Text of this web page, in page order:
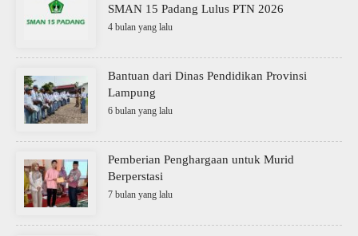
SMAN 15 Padang Lulus PTN 2026
4 bulan yang lalu
Bantuan dari Dinas Pendidikan Provinsi
Lampung
6 bulan yang lalu
Pemberian Penghargaan untuk Murid
Berperstasi
7 bulan yang lalu